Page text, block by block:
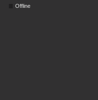
Offline